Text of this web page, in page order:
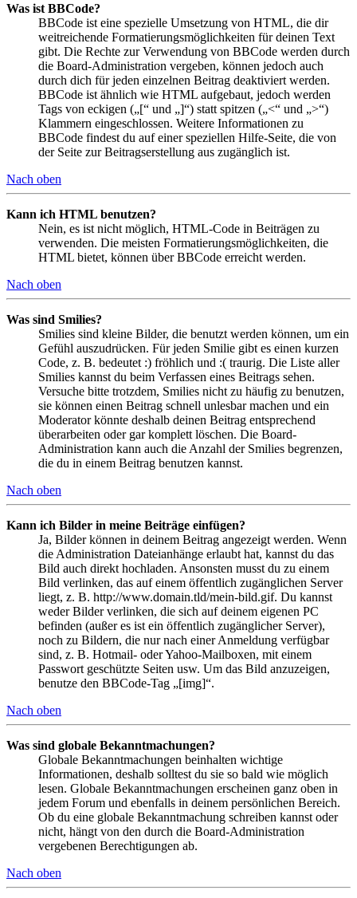
Was ist BBCode?
BBCode ist eine spezielle Umsetzung von HTML, die dir
weitreichende Formatierungsmöglichkeiten für deinen Text
gibt. Die Rechte zur Verwendung von BBCode werden durch
die Board-Administration vergeben, können jedoch auch
durch dich für jeden einzelnen Beitrag deaktiviert werden.
BBCode ist ähnlich wie HTML aufgebaut, jedoch werden
Tags von eckigen („[“ und „]“) statt spitzen („<“ und „>“)
Klammern eingeschlossen. Weitere Informationen zu
BBCode findest du auf einer speziellen Hilfe-Seite, die von
der Seite zur Beitragserstellung aus zugänglich ist.
Nach oben
Kann ich HTML benutzen?
Nein, es ist nicht möglich, HTML-Code in Beiträgen zu
verwenden. Die meisten Formatierungsmöglichkeiten, die
HTML bietet, können über BBCode erreicht werden.
Nach oben
Was sind Smilies?
Smilies sind kleine Bilder, die benutzt werden können, um ein
Gefühl auszudrücken. Für jeden Smilie gibt es einen kurzen
Code, z. B. bedeutet :) fröhlich und :( traurig. Die Liste aller
Smilies kannst du beim Verfassen eines Beitrags sehen.
Versuche bitte trotzdem, Smilies nicht zu häufig zu benutzen,
sie können einen Beitrag schnell unlesbar machen und ein
Moderator könnte deshalb deinen Beitrag entsprechend
überarbeiten oder gar komplett löschen. Die Board-
Administration kann auch die Anzahl der Smilies begrenzen,
die du in einem Beitrag benutzen kannst.
Nach oben
Kann ich Bilder in meine Beiträge einfügen?
Ja, Bilder können in deinem Beitrag angezeigt werden. Wenn
die Administration Dateianhänge erlaubt hat, kannst du das
Bild auch direkt hochladen. Ansonsten musst du zu einem
Bild verlinken, das auf einem öffentlich zugänglichen Server
liegt, z. B. http://www.domain.tld/mein-bild.gif. Du kannst
weder Bilder verlinken, die sich auf deinem eigenen PC
befinden (außer es ist ein öffentlich zugänglicher Server),
noch zu Bildern, die nur nach einer Anmeldung verfügbar
sind, z. B. Hotmail- oder Yahoo-Mailboxen, mit einem
Passwort geschützte Seiten usw. Um das Bild anzuzeigen,
benutze den BBCode-Tag „[img]“.
Nach oben
Was sind globale Bekanntmachungen?
Globale Bekanntmachungen beinhalten wichtige
Informationen, deshalb solltest du sie so bald wie möglich
lesen. Globale Bekanntmachungen erscheinen ganz oben in
jedem Forum und ebenfalls in deinem persönlichen Bereich.
Ob du eine globale Bekanntmachung schreiben kannst oder
nicht, hängt von den durch die Board-Administration
vergebenen Berechtigungen ab.
Nach oben